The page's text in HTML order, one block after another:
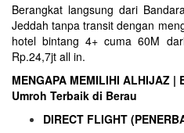
Berangkat langsung dari
Jeddah tanpa transit dengan
hotel bintang 4+ cuma 60M
Rp.24,7jt all in.
MENGAPA MEMILIHI ALHIJAZ
Umroh Terbaik di Berau
DIRECT FLIGHT